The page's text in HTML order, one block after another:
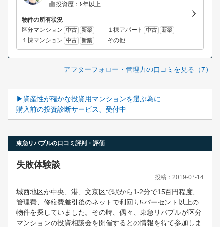
投資歴：9年以上
物件の所有状況
区分マンション 中古 新築 １棟アパート 中古 新築
１棟マンション 中古 新築 その他
アフターフォロー・管理力の口コミを見る（7）
▶資産性が確かな投資用マンションを選ぶ為に
購入前の投資診断サービス、受付中
東急リバブルの口コミ評判・評価
失敗体験談
投稿：2019-07-14
城西地区か中央、港、文京区で駅から1-2分で15百円程度、
管理費、修繕費差引後のネットで利回り5パーセント以上の
物件を探していました。その時、偶々、東急リバブルが区分
マンションの投資相談会を開催するとの情報を得て参加しま